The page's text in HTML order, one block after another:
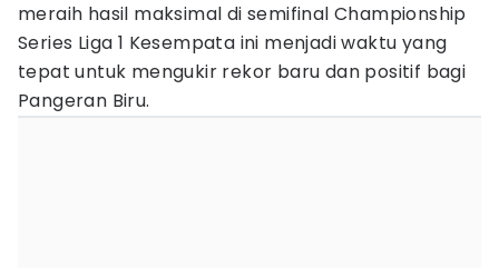
meraih hasil maksimal di semifinal Championship
Series Liga 1 Kesempata ini menjadi waktu yang
tepat untuk mengukir rekor baru dan positif bagi
Pangeran Biru.